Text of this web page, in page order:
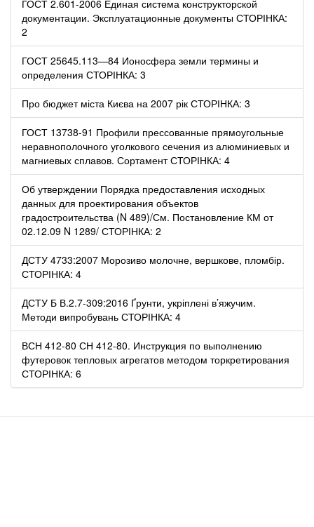
ГОСТ 2.601-2006 Единая система конструкторской
документации. Эксплуатационные документы СТОРІНКА:
2
ГОСТ 25645.113—84 Ионосфера земли термины и
определения СТОРІНКА: 3
Про бюджет міста Києва на 2007 рік СТОРІНКА: 3
ГОСТ 13738-91 Профили прессованные прямоугольные
неравнополочного уголкового сечения из алюминиевых и
магниевых сплавов. Сортамент СТОРІНКА: 4
Об утверждении Порядка предоставления исходных
данных для проектирования объектов
градостроительства (N 489)/См. Постановление КМ от
02.12.09 N 1289/ СТОРІНКА: 2
ДСТУ 4733:2007 Морозиво молочне, вершкове, пломбір.
СТОРІНКА: 4
ДСТУ Б В.2.7-309:2016 Ґрунти, укріплені в’яжучим.
Методи випробувань СТОРІНКА: 4
ВСН 412-80 СН 412-80. Инструкция по выполнению
футеровок тепловых агрегатов методом торкретирования
СТОРІНКА: 6